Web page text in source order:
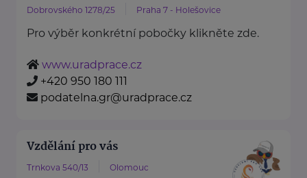
Dobrovského 1278/25 Praha 7 - Holešovice
Pro výběr konkrétní pobočky klikněte zde.
www.uradprace.cz
+420 950 180 111
podatelna.gr@uradprace.cz
Vzdělání pro vás
Trnkova 540/13 Olomouc